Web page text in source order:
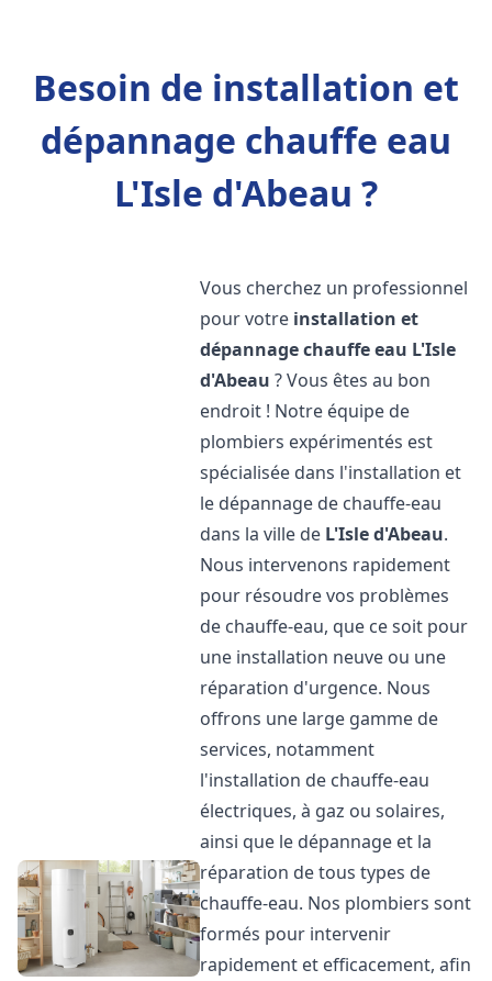
Besoin de installation et
dépannage chauffe eau
L'Isle d'Abeau ?
Vous cherchez un professionnel
pour votre installation et
dépannage chauffe eau L'Isle
d'Abeau ? Vous êtes au bon
endroit ! Notre équipe de
plombiers expérimentés est
spécialisée dans l'installation et
le dépannage de chauffe-eau
dans la ville de L'Isle d'Abeau.
Nous intervenons rapidement
pour résoudre vos problèmes
de chauffe-eau, que ce soit pour
une installation neuve ou une
réparation d'urgence. Nous
offrons une large gamme de
services, notamment
l'installation de chauffe-eau
électriques, à gaz ou solaires,
ainsi que le dépannage et la
réparation de tous types de
chauffe-eau. Nos plombiers sont
formés pour intervenir
rapidement et efficacement, afin